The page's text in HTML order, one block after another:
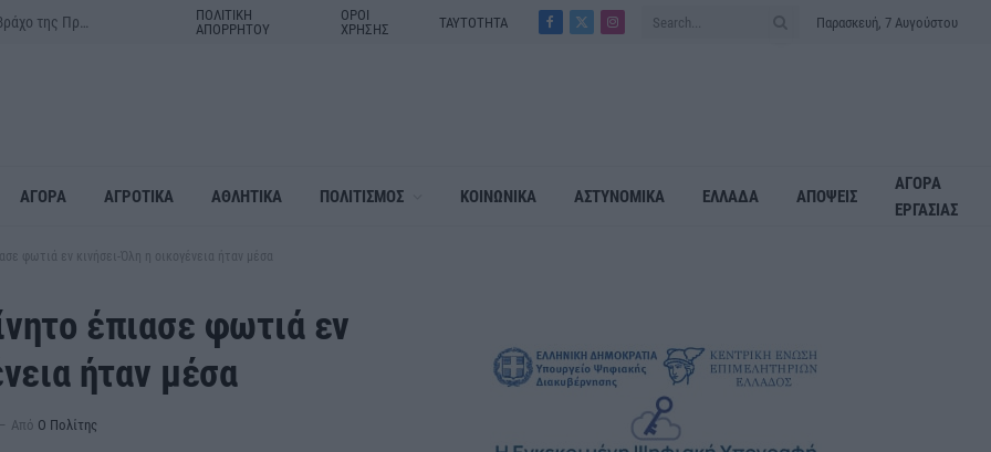
ΠΟΛΙΤΙΚΗ
ΑΠΟΡΡΗΤΟΥ
ΟΡΟΙ
ΧΡΗΣΗΣ
ΤΑΥΤΟΤΗΤΑ
Facebook
X
Instagram
Παρασκευή, 7 Αυγούστου
ΑΓΟΡΑ ΑΓΡΟΤΙΚΑ ΑΘΛΗΤΙΚΑ ΠΟΛΙΤΙΣΜΟΣ ΚΟΙΝΩΝΙΚΑ ΑΣΤΥΝΟΜΙΚΑ ΕΛΛΑΔΑ ΑΠΟΨΕΙΣ
ΑΓΟΡΑ
ΕΡΓΑΣΙΑΣ
φωτιά εν κινήσει-Όλη η οικογένεια ήταν μέσα
έπιασε φωτιά εν
ήταν μέσα
Από Ο Πολίτης